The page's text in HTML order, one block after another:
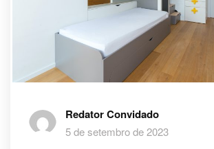
Redator Convidado
5 de setembro de 2023